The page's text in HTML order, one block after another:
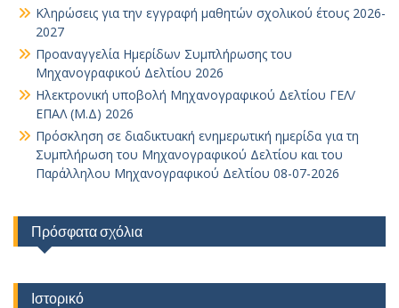
Κληρώσεις για την εγγραφή μαθητών σχολικού έτους 2026-
2027
Προαναγγελία Ημερίδων Συμπλήρωσης του
Μηχανογραφικού Δελτίου 2026
Ηλεκτρονική υποβολή Μηχανογραφικού Δελτίου ΓΕΛ/
ΕΠΑΛ (Μ.Δ) 2026
Πρόσκληση σε διαδικτυακή ενημερωτική ημερίδα για τη
Συμπλήρωση του Μηχανογραφικού Δελτίου και του
Παράλληλου Μηχανογραφικού Δελτίου 08-07-2026
Πρόσφατα σχόλια
Ιστορικό